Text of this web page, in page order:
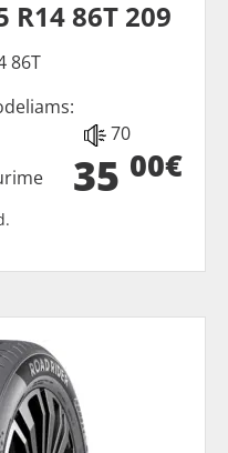
R14 86T 209
86T
70
35 00€